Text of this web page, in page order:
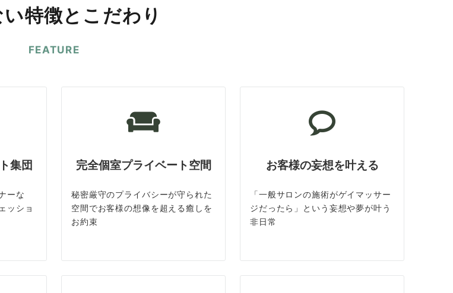
特徴とこだわり
FEATURE
集団
ーな
ッショ
完全個室プライベート空間
秘密厳守のプライバシーが守られた
空間でお客様の想像を超える癒しを
お約束
お客様の妄想を叶える
「一般サロンの施術がゲイマッサー
ジだったら」という妄想や夢が叶う
非日常